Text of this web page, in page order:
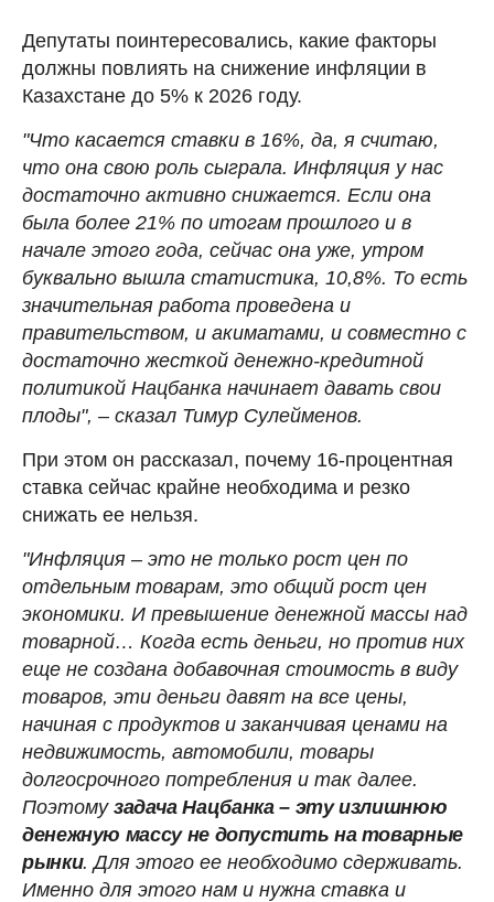
Депутаты поинтересовались, какие факторы
должны повлиять на снижение инфляции в
Казахстане до 5% к 2026 году.
"Что касается ставки в 16%, да, я считаю,
что она свою роль сыграла. Инфляция у нас
достаточно активно снижается. Если она
была более 21% по итогам прошлого и в
начале этого года, сейчас она уже, утром
буквально вышла статистика, 10,8%. То есть
значительная работа проведена и
правительством, и акиматами, и совместно с
достаточно жесткой денежно-кредитной
политикой Нацбанка начинает давать свои
плоды", – сказал Тимур Сулейменов.
При этом он рассказал, почему 16-процентная
ставка сейчас крайне необходима и резко
снижать ее нельзя.
"Инфляция – это не только рост цен по
отдельным товарам, это общий рост цен
экономики. И превышение денежной массы над
товарной… Когда есть деньги, но против них
еще не создана добавочная стоимость в виду
товаров, эти деньги давят на все цены,
начиная с продуктов и заканчивая ценами на
недвижимость, автомобили, товары
долгосрочного потребления и так далее.
Поэтому задача Нацбанка – эту излишнюю
денежную массу не допустить на товарные
рынки. Для этого ее необходимо сдерживать.
Именно для этого нам и нужна ставка и